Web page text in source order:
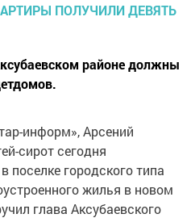
районе должны
информ», Арсений
сирот сегодня
поселке городского типа
жилья в новом
глава Аксубаевского